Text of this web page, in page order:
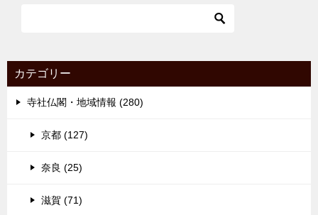
カテゴリー
寺社仏閣・地域情報 (280)
京都 (127)
奈良 (25)
滋賀 (71)